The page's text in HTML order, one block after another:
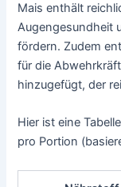
Mais enthält
Augengesundheit
fördern. Zudem
für die
hinzugefügt, der
Hier ist eine
pro Portion